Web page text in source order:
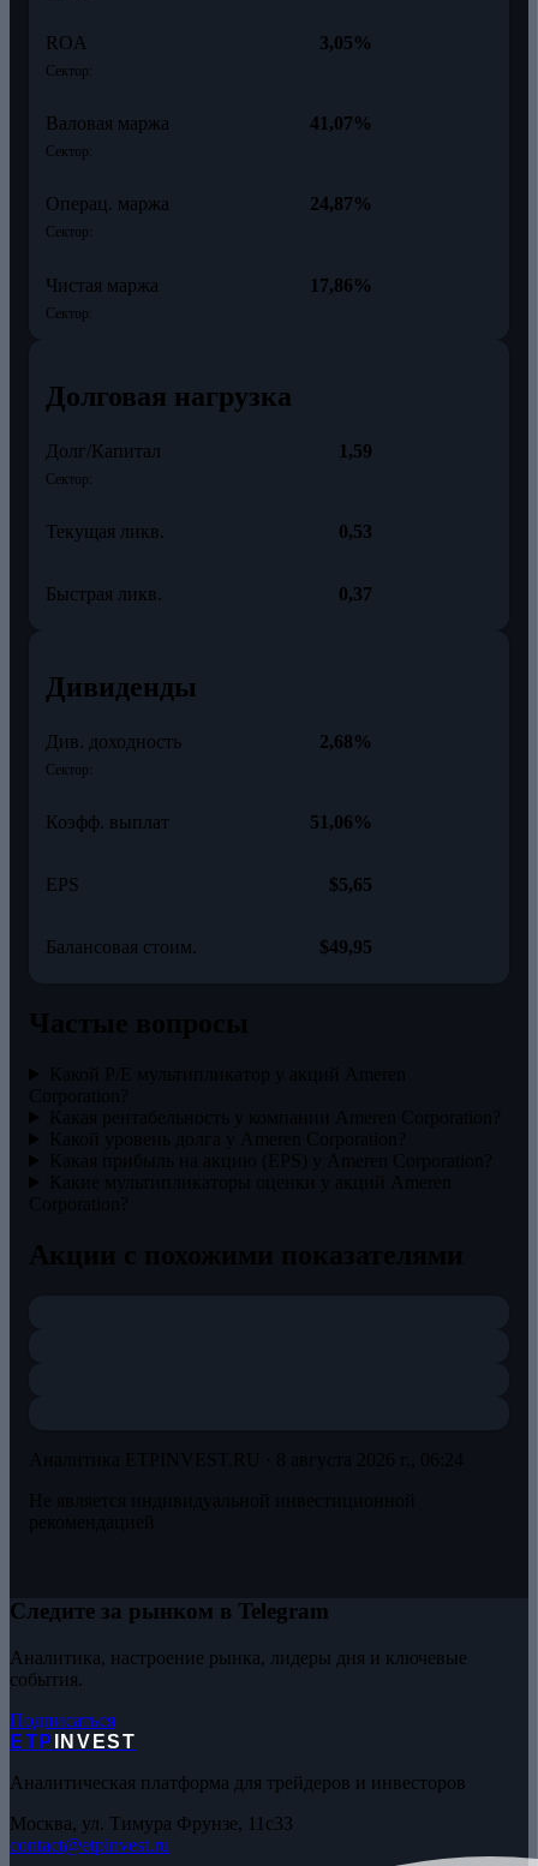
ROA
Сектор:
3,05%
Валовая маржа
Сектор:
41,07%
Операц. маржа
Сектор:
24,87%
Чистая маржа
Сектор:
17,86%
Долговая нагрузка
Долг/Капитал
Сектор:
1,59
Текущая ликв. 0,53
Быстрая ликв. 0,37
Дивиденды
Див. доходность
Сектор:
2,68%
Коэфф. выплат 51,06%
EPS $5,65
Балансовая стоим. $49,95
Следите за рынком в Telegram
Аналитика, настроение рынка, лидеры дня и ключевые
события.
Подписаться
ETP
INVEST
Аналитическая платформа для трейдеров и инвесторов
Москва, ул. Тимура Фрунзе, 11с33
contact@etpinvest.ru